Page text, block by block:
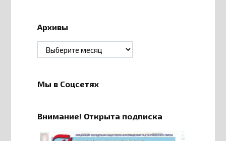
Архивы
Архивы
Мы в Соцсетях
Внимание! Открыта подписка